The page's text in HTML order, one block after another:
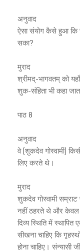
अनुवाद
ऐसा संयोग कैसे हुआ कि
सका?
मुराद
श्रीमद्-भागवतम् को
शुक-संहिता भी कहा
पाठ 8
अनुवाद
वे [शुकदेव गोस्वामी]
लिए करते थे।
मुराद
शुकदेव गोस्वामी
नहीं ठहरते थे और केवल
दिव्य स्थिति में
सीखना चाहिए कि
होना चाहिए। संन्यासी